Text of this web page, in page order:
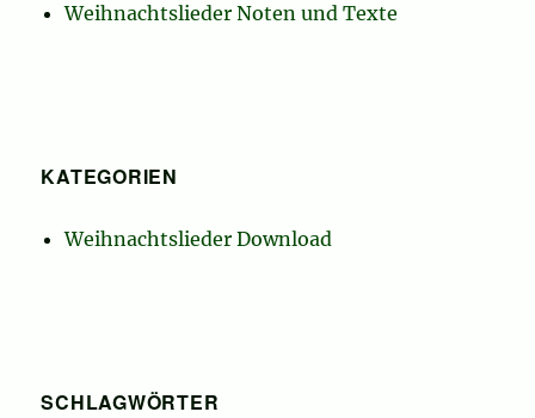
Weihnachtslieder Noten und Texte
KATEGORIEN
Weihnachtslieder Download
SCHLAGWÖRTER